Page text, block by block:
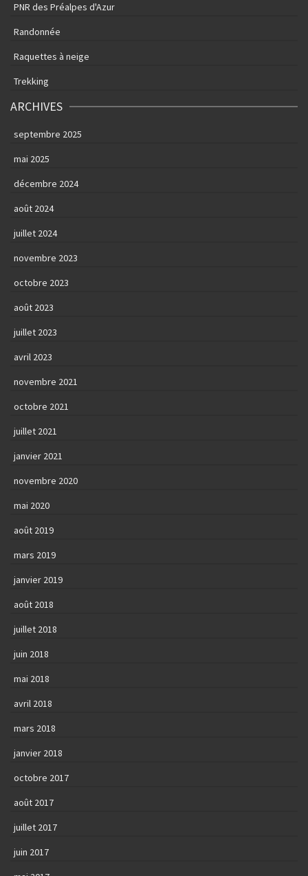
PNR des Préalpes d'Azur
Randonnée
Raquettes à neige
Trekking
ARCHIVES
septembre 2025
mai 2025
décembre 2024
août 2024
juillet 2024
novembre 2023
octobre 2023
août 2023
juillet 2023
avril 2023
novembre 2021
octobre 2021
juillet 2021
janvier 2021
novembre 2020
mai 2020
août 2019
mars 2019
janvier 2019
août 2018
juillet 2018
juin 2018
mai 2018
avril 2018
mars 2018
janvier 2018
octobre 2017
août 2017
juillet 2017
juin 2017